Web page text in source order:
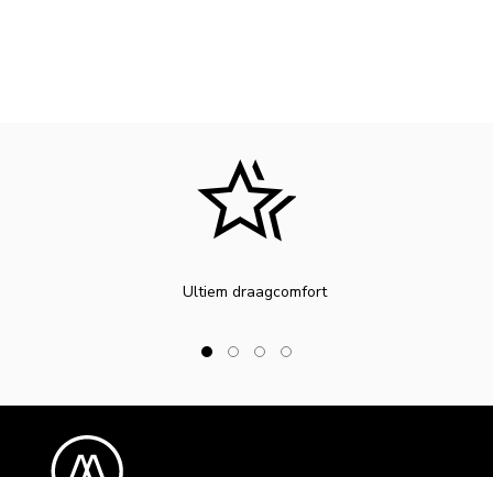
Ultiem draagcomfort